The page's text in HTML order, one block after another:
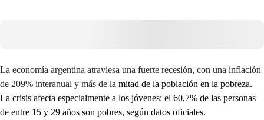
La economía argentina atraviesa una fuerte recesión, con una inflación
de 209% interanual y más de la mitad de la población en la pobreza.
La crisis afecta especialmente a los jóvenes: el 60,7% de las personas
de entre 15 y 29 años son pobres, según datos oficiales.